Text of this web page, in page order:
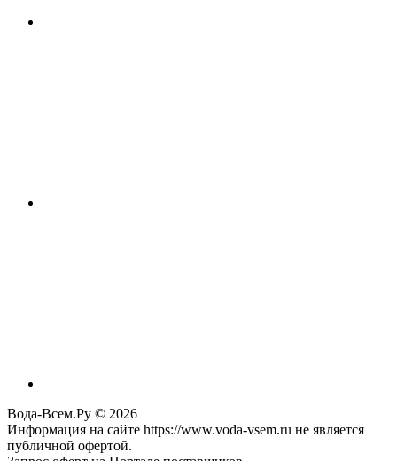
Вода-Всем.Ру © 2026
Информация на сайте https://www.voda-vsem.ru не является
публичной офертой.